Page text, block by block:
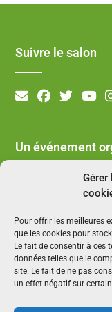
Gérer
Pour offrir les meilleures
que les cookies pour
Le fait de consentir à ces
données telles que le
site. Le fait de ne pas
un effet négatif sur
Suivre le salon
Un événement